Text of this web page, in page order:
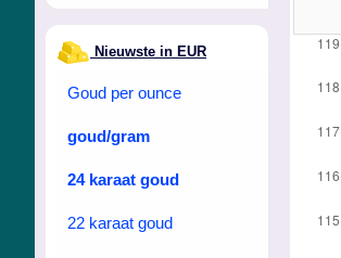
Nieuwste in EUR
Goud per ounce
goud/gram
24 karaat goud
22 karaat goud